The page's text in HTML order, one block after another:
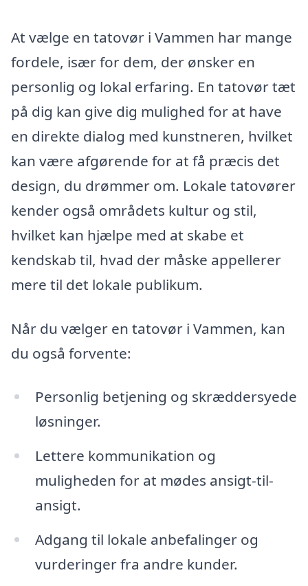
At vælge en tatovør i Vammen har mange
fordele, især for dem, der ønsker en
personlig og lokal erfaring. En tatovør tæt
på dig kan give dig mulighed for at have
en direkte dialog med kunstneren, hvilket
kan være afgørende for at få præcis det
design, du drømmer om. Lokale tatovører
kender også områdets kultur og stil,
hvilket kan hjælpe med at skabe et
kendskab til, hvad der måske appellerer
mere til det lokale publikum.
Når du vælger en tatovør i Vammen, kan
du også forvente:
Personlig betjening og skræddersyede
løsninger.
Lettere kommunikation og
muligheden for at mødes ansigt-til-
ansigt.
Adgang til lokale anbefalinger og
vurderinger fra andre kunder.